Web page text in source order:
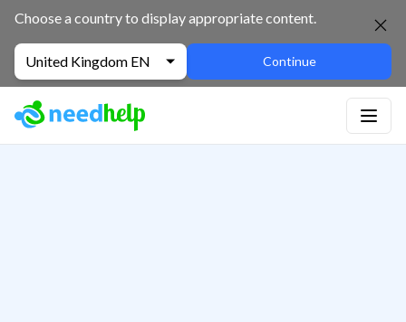
Choose a country to display appropriate content.
United Kingdom EN Continue